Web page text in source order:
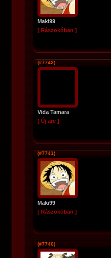
Maki99
[ Rászokóban ]
(#7742)
Vida Tamara
[ Új arc ]
(#7741)
Maki99
[ Rászokóban ]
(#7740)